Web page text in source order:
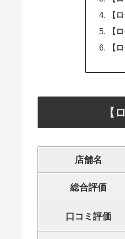
【
【
【
【
店舗名
総合評価
口コミ評価